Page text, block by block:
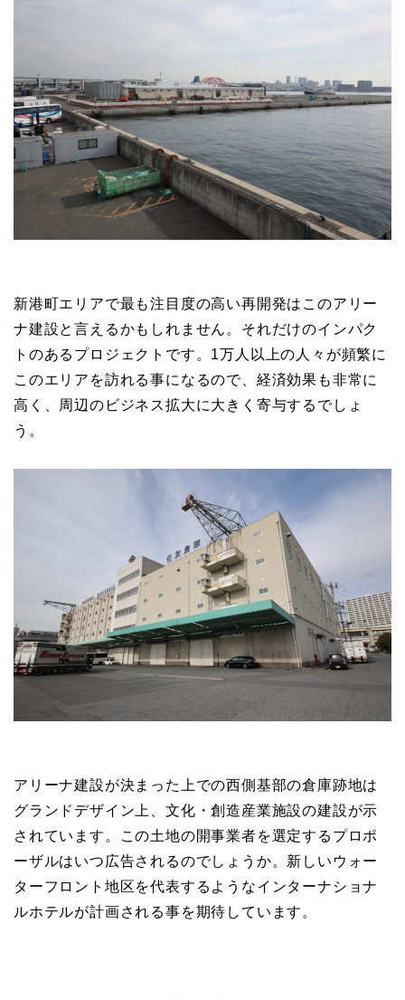
新港町エリアで最も注目度の高い再開発はこのアリー
ナ建設と言えるかもしれません。それだけのインパク
トのあるプロジェクトです。1万人以上の人々が頻繁に
このエリアを訪れる事になるので、経済効果も非常に
高く、周辺のビジネス拡大に大きく寄与するでしょ
う。
アリーナ建設が決まった上での西側基部の倉庫跡地は
グランドデザイン上、文化・創造産業施設の建設が示
されています。この土地の開事業者を選定するプロポ
ーザルはいつ広告されるのでしょうか。新しいウォー
ターフロント地区を代表するようなインターナショナ
ルホテルが計画される事を期待しています。